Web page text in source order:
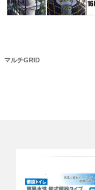
マルチGRID